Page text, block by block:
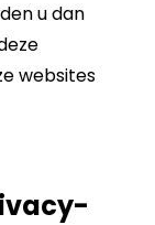
u dan
websites